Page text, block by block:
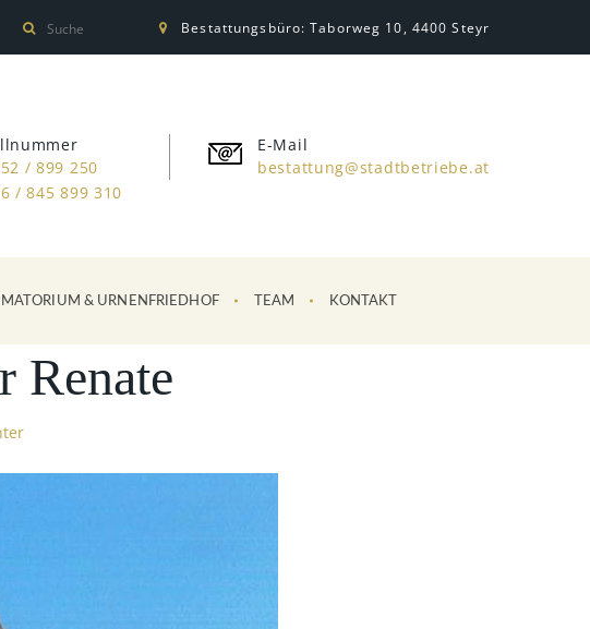
Bestattungsbüro: Taborweg 10, 4400 Steyr
/ 899 250
/ 845 899 310
E-Mail
bestattung@stadtbetriebe.at
& URNENFRIEDHOF TEAM KONTAKT
Renate